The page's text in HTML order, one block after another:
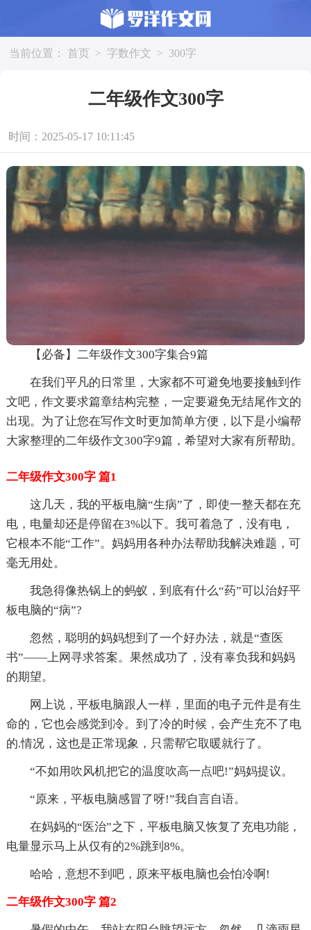
当前位置： 首页 > 字数作文 > 300字
二年级作文300字
时间：2025-05-17 10:11:45
【必备】二年级作文300字集合9篇
在我们平凡的日常里，大家都不可避免地要接触到作
文吧，作文要求篇章结构完整，一定要避免无结尾作文的
出现。为了让您在写作文时更加简单方便，以下是小编帮
大家整理的二年级作文300字9篇，希望对大家有所帮助。
二年级作文300字 篇1
这几天，我的平板电脑“生病”了，即使一整天都在充
电，电量却还是停留在3%以下。我可着急了，没有电，
它根本不能“工作”。妈妈用各种办法帮助我解决难题，可
毫无用处。
我急得像热锅上的蚂蚁，到底有什么“药”可以治好平
板电脑的“病”?
忽然，聪明的妈妈想到了一个好办法，就是“查医
书”——上网寻求答案。果然成功了，没有辜负我和妈妈
的期望。
网上说，平板电脑跟人一样，里面的电子元件是有生
命的，它也会感觉到冷。到了冷的时候，会产生充不了电
的.情况，这也是正常现象，只需帮它取暖就行了。
“不如用吹风机把它的温度吹高一点吧!”妈妈提议。
“原来，平板电脑感冒了呀!”我自言自语。
在妈妈的“医治”之下，平板电脑又恢复了充电功能，
电量显示马上从仅有的2%跳到8%。
哈哈，意想不到吧，原来平板电脑也会怕冷啊!
二年级作文300字 篇2